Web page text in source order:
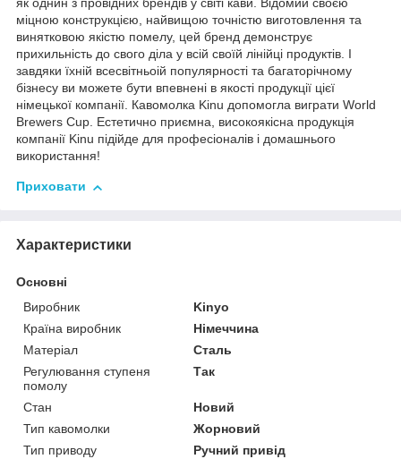
як однин з провідних брендів у світі кави. Відомий своєю
міцною конструкцією, найвищою точністю виготовлення та
винятковою якістю помелу, цей бренд демонструє
прихильність до свого діла у всій своїй лінійці продуктів. І
завдяки їхній всесвітньоій популярності та багаторічному
бізнесу ви можете бути впевнені в якості продукції цієї
німецької компанії. Кавомолка Kinu допомогла виграти World
Brewers Cup. Естетично приємна, високоякісна продукція
компанії Kinu підійде для професіоналів і домашнього
використання!
Приховати
Характеристики
Основні
Виробник
Kinyo
Країна виробник
Німеччина
Матеріал
Сталь
Регулювання ступеня
помолу
Так
Стан
Новий
Тип кавомолки
Жорновий
Тип приводу
Ручний привід